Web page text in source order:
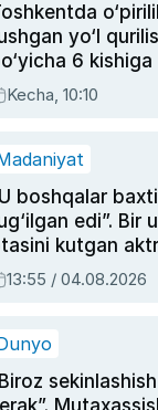
yo‘l
6 kishiga
o‘qildi
Kecha, 10:10
boshqalar
edi”. Bir
kutgan
ustasi
13:55 / 04.08.2026
sekinlashish